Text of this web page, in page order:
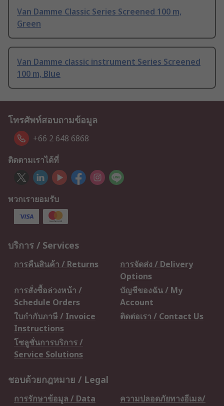
Van Damme Classic Series Screened 100 m,
Green
Van Damme classic instrument Series Screened
100 m, Blue
โทรศัพท์สอบถามข้อมูล
+66 2 648 6868
ติดตามเราได้ที่
พวกเรายอมรับ
บริการ / Services
การคืนสินค้า / Returns
การจัดส่ง / Delivery
Options
การสั่งซื้อล่วงหน้า /
Schedule Orders
บัญชีของฉัน / My
Account
ใบกำกับภาษี / Invoice
Instructions
ติดต่อเรา / Contact Us
โซลูชั่นการบริการ /
Service Solutions
ชอบด้วยกฎหมาย / Legal
การรักษาข้อมูล / Data
ความปลอดภัยทางอีเมล/